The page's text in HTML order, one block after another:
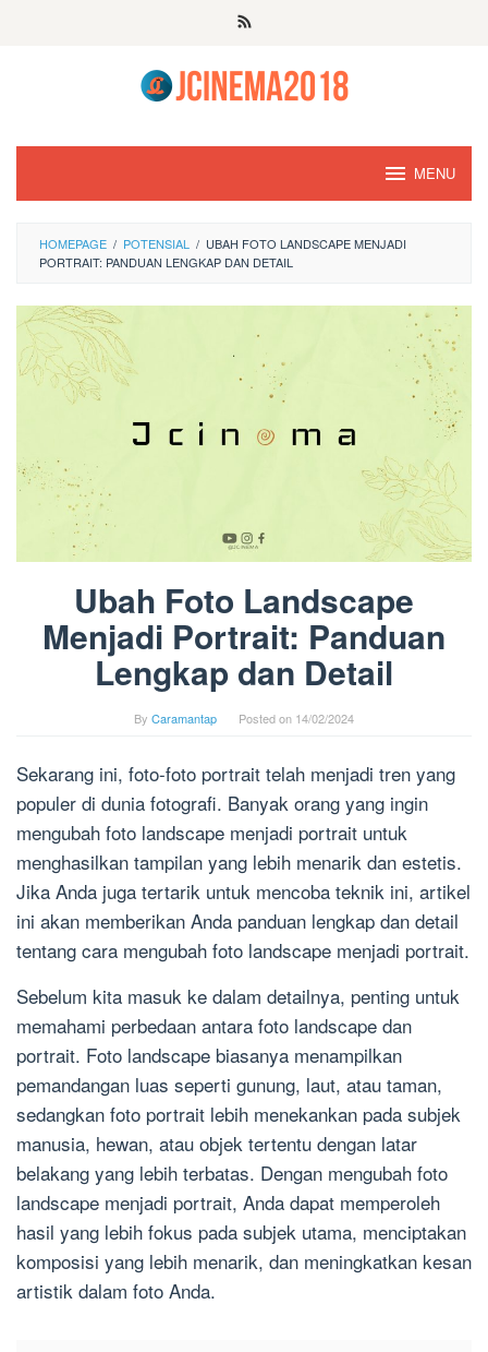
MENU
HOMEPAGE / POTENSIAL / UBAH FOTO LANDSCAPE MENJADI
PORTRAIT: PANDUAN LENGKAP DAN DETAIL
Ubah Foto Landscape
Menjadi Portrait: Panduan
Lengkap dan Detail
By Caramantap Posted on 14/02/2024
Sekarang ini, foto-foto portrait telah menjadi tren yang
populer di dunia fotografi. Banyak orang yang ingin
mengubah foto landscape menjadi portrait untuk
menghasilkan tampilan yang lebih menarik dan estetis.
Jika Anda juga tertarik untuk mencoba teknik ini, artikel
ini akan memberikan Anda panduan lengkap dan detail
tentang cara mengubah foto landscape menjadi portrait.
Sebelum kita masuk ke dalam detailnya, penting untuk
memahami perbedaan antara foto landscape dan
portrait. Foto landscape biasanya menampilkan
pemandangan luas seperti gunung, laut, atau taman,
sedangkan foto portrait lebih menekankan pada subjek
manusia, hewan, atau objek tertentu dengan latar
belakang yang lebih terbatas. Dengan mengubah foto
landscape menjadi portrait, Anda dapat memperoleh
hasil yang lebih fokus pada subjek utama, menciptakan
komposisi yang lebih menarik, dan meningkatkan kesan
artistik dalam foto Anda.